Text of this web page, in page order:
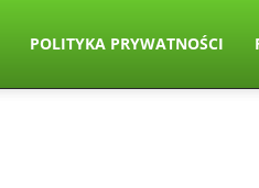
POLITYKA PRYWATNOŚCI